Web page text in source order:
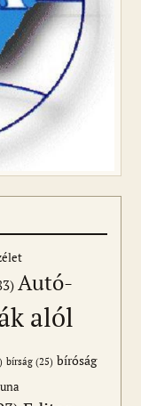
Autó-
alól
bírság (25) bíróság